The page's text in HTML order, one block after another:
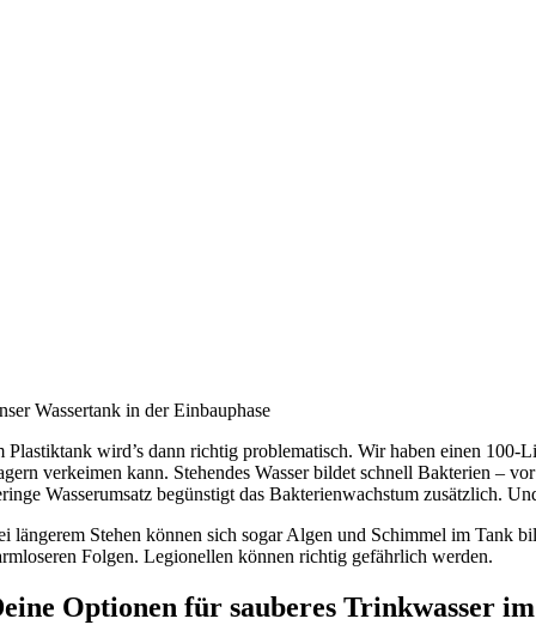
Wassertank in der Einbauphase
Plastiktank wird’s dann richtig problematisch. Wir haben einen 100-
verkeimen kann. Stehendes Wasser bildet schnell Bakterien –
Wasserumsatz begünstigt das Bakterienwachstum zusätzlich.
längerem Stehen können sich sogar Algen und Schimmel im Tank
Folgen. Legionellen können richtig gefährlich werden.
Optionen für sauberes Trinkwasser